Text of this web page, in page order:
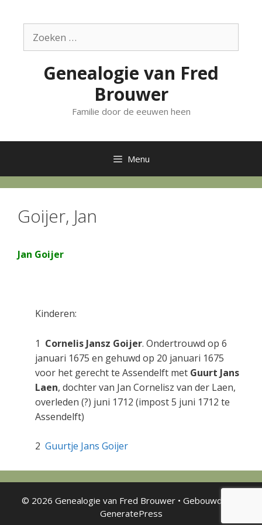
inhoudnaar:
Genealogie van Fred
Brouwer
Familie door de eeuwen heen
Menu
Goijer, Jan
Jan Goijer
Kinderen:
1 Cornelis Jansz Goijer. Ondertrouwd op 6
januari 1675 en gehuwd op 20 januari 1675
voor het gerecht te Assendelft met Guurt Jans
Laen, dochter van Jan Cornelisz van der Laen,
overleden (?) juni 1712 (impost 5 juni 1712 te
Assendelft)
2 Guurtje Jans Goijer
© 2026 Genealogie van Fred Brouwer• Gebouwd met
GeneratePress